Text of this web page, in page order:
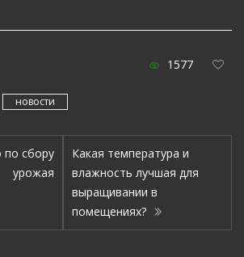
1577
новости
по сбору
урожая
Какая температура и
влажность лучшая для
выращивании в
помещениях?